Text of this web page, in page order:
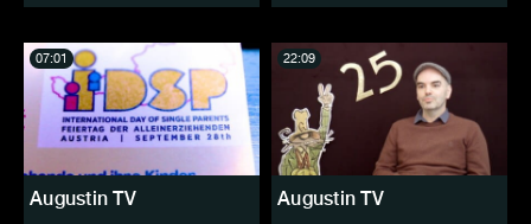
Augustin TV
07:01
Augustin TV
22:09